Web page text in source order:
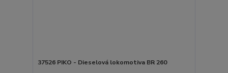
37526 PIKO - Dieselová lokomotiva BR 260